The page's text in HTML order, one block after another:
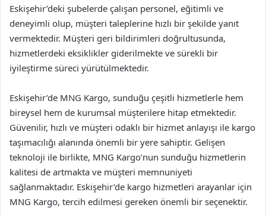
Eskişehir’deki şubelerde çalışan personel, eğitimli ve
deneyimli olup, müşteri taleplerine hızlı bir şekilde yanıt
vermektedir. Müşteri geri bildirimleri doğrultusunda,
hizmetlerdeki eksiklikler giderilmekte ve sürekli bir
iyileştirme süreci yürütülmektedir.
Eskişehir’de MNG Kargo, sunduğu çeşitli hizmetlerle hem
bireysel hem de kurumsal müşterilere hitap etmektedir.
Güvenilir, hızlı ve müşteri odaklı bir hizmet anlayışı ile kargo
taşımacılığı alanında önemli bir yere sahiptir. Gelişen
teknoloji ile birlikte, MNG Kargo’nun sunduğu hizmetlerin
kalitesi de artmakta ve müşteri memnuniyeti
sağlanmaktadır. Eskişehir’de kargo hizmetleri arayanlar için
MNG Kargo, tercih edilmesi gereken önemli bir seçenektir.